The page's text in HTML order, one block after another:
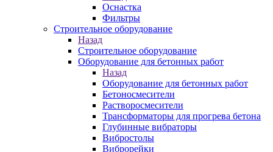
Оснастка
Фильтры
Строительное оборудование
Назад
Строительное оборудование
Оборудование для бетонных работ
Назад
Оборудование для бетонных работ
Бетоносмесители
Растворосмесители
Трансформаторы для прогрева бетона
Глубинные вибраторы
Вибростолы
Виброрейки